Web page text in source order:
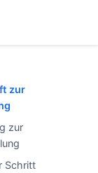
zur
zur
Schritt